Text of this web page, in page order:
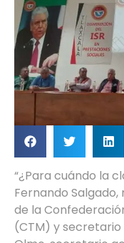
“¿Para cuándo la
Fernando
de la
(CTM) y